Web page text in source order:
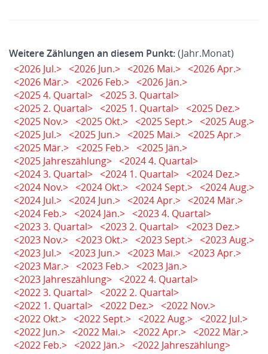
Weitere Zählungen an diesem Punkt:(Jahr.Monat)
<2026 Jul.> <2026 Jun.> <2026 Mai.> <2026 Apr.>
<2026 Mär.> <2026 Feb.> <2026 Jän.>
<2025 4. Quartal> <2025 3. Quartal>
<2025 2. Quartal> <2025 1. Quartal> <2025 Dez.>
<2025 Nov.> <2025 Okt.> <2025 Sept.> <2025 Aug.>
<2025 Jul.> <2025 Jun.> <2025 Mai.> <2025 Apr.>
<2025 Mär.> <2025 Feb.> <2025 Jän.>
<2025 Jahreszählung> <2024 4. Quartal>
<2024 3. Quartal> <2024 1. Quartal> <2024 Dez.>
<2024 Nov.> <2024 Okt.> <2024 Sept.> <2024 Aug.>
<2024 Jul.> <2024 Jun.> <2024 Apr.> <2024 Mär.>
<2024 Feb.> <2024 Jän.> <2023 4. Quartal>
<2023 3. Quartal> <2023 2. Quartal> <2023 Dez.>
<2023 Nov.> <2023 Okt.> <2023 Sept.> <2023 Aug.>
<2023 Jul.> <2023 Jun.> <2023 Mai.> <2023 Apr.>
<2023 Mär.> <2023 Feb.> <2023 Jän.>
<2023 Jahreszählung> <2022 4. Quartal>
<2022 3. Quartal> <2022 2. Quartal>
<2022 1. Quartal> <2022 Dez.> <2022 Nov.>
<2022 Okt.> <2022 Sept.> <2022 Aug.> <2022 Jul.>
<2022 Jun.> <2022 Mai.> <2022 Apr.> <2022 Mär.>
<2022 Feb.> <2022 Jän.> <2022 Jahreszählung>